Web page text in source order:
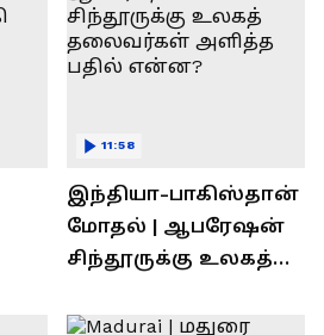
இந்தியா-பாகிஸ்தான்
மோதல் | ஆபரேஷன்
சிந்தூருக்கு உலகத்
பதில் என்ன?
11:58